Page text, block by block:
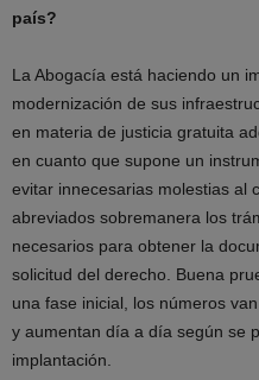
país?
La Abogacía está haciendo un
modernización de sus
en materia de justicia gratuita
en cuanto que supone un
evitar innecesarias molestias al
abreviados sobremanera los
necesarios para obtener la
solicitud del derecho. Buena
una fase inicial, los números
y aumentan día a día según se
implantación.